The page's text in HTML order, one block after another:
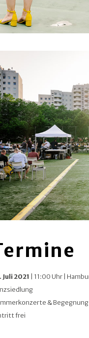
Juli 2021
| 11:00 Uhr |
&
frei